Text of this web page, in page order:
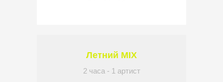
Летний MIX
2 часа - 1 артист